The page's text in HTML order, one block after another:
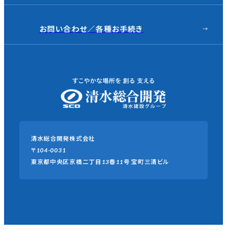
清水総合開発株式会社
〒104-0031
東京都中央区京橋二丁目13番11号 宝町三清ビル
お問い合わせ／各種お手続き